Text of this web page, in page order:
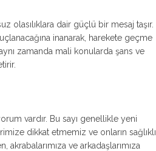
olasılıklara dair güçlü bir mesaj taşır.
inanarak, harekete geçme
zamanda mali konularda şans ve
vardır. Bu sayı genellikle yeni
dikkat etmemiz ve onların sağlıklı
ve arkadaşlarımıza